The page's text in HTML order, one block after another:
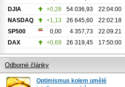
DJIA
+0,28 54 036,93
22:04:00
NASDAQ
+1,13 26 645,60
22:02:18
SP500
0,00 4 357,73
22.09.21
DAX
+0,69 26 319,45 17:50:00
Odborné články
Optimismus kolem umělé